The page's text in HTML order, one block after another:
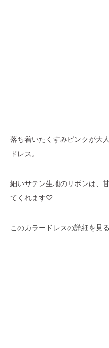
落ち着いたくすみピンクが大
ドレス。
細いサテン生地のリボンは、
てくれます♡
このカラードレスの詳細を見る